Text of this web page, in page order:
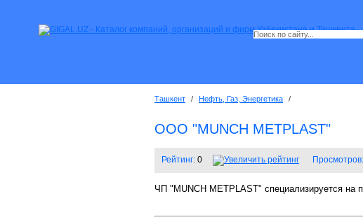
Ташкент / Нефть, Газ, Энергетика /
OOO "MUNCH METPLAST"
Рейтинг: 0 Просмотров:
ЧП "MUNCH METPLAST" специализируется на